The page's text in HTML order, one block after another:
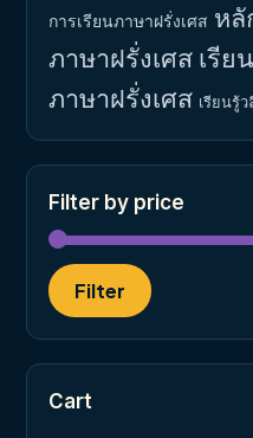
การเรียนภาษาฝรั่งเศส หลั
ภาษาฝรั่งเศส เรีย
ภาษาฝรั่งเศส เรียนรู้
Filter by price
Filter
Cart